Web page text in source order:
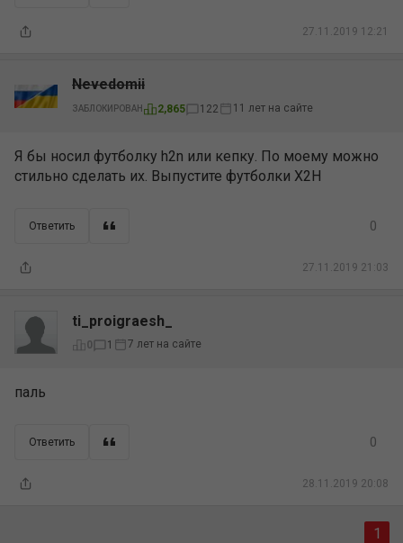
27.11.2019 12:21
Nevedomii
ЗАБЛОКИРОВАН 2,865 122 11 лет на сайте
Я бы носил футболку h2n или кепку. По моему можно
стильно сделать их. Выпустите футболки Х2Н
Ответить
27.11.2019 21:03
0
ti_proigraesh_
0 1 7 лет на сайте
паль
Ответить
28.11.2019 20:08
0
1